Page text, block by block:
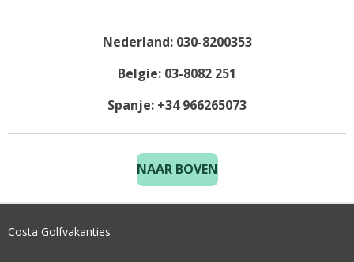
Nederland: 030-8200353
Belgie: 03-8082 251
Spanje: +34 966265073
NAAR BOVEN
Costa Golfvakanties